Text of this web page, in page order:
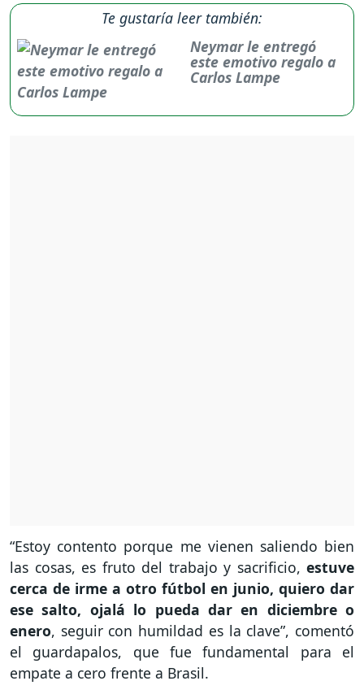
Te gustaría leer también:
Neymar le entregó
este emotivo regalo a
Carlos Lampe
“Estoy contento porque me vienen saliendo bien
las cosas, es fruto del trabajo y sacrificio, estuve
cerca de irme a otro fútbol en junio, quiero dar
ese salto, ojalá lo pueda dar en diciembre o
enero, seguir con humildad es la clave”, comentó
el guardapalos, que fue fundamental para el
empate a cero frente a Brasil.